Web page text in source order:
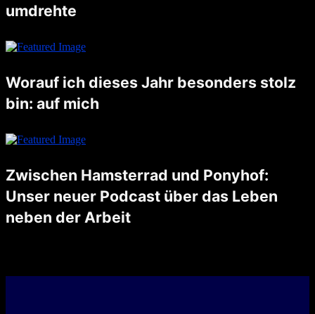
umdrehte
Noch nicht lange her, da schrieb ich einen Blogpost, worauf ich besonders stolz bin. Unter anderem schrieb ich auch darüber, dass ich letzten August eine Stelle als AI Artist angetreten habe. Nun, die Zeiten …
Worauf ich dieses Jahr besonders stolz
bin: auf mich
Dieses Jahr habe ich gelernt, für meine Bedürfnisse einzustehen und schwierige Entscheidungen zu treffen. Ich bin stolz darauf, dass ich eine faire Lösung in meiner Trennung gefunden habe, die mir Klarheit und einen neuen …
Zwischen Hamsterrad und Ponyhof:
Unser neuer Podcast über das Leben
neben der Arbeit